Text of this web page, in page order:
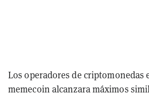
Los operadores de criptomonedas
memecoin alcanzara máximos